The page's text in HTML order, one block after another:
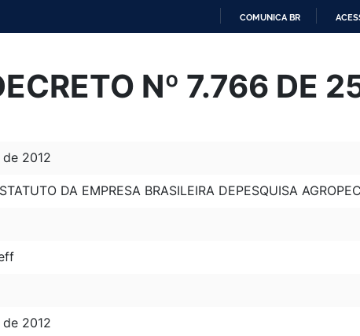
O
CONTEÚDO
COMUNICA BR
Nº 7.766 DE
2012
DA EMPRESA BRASILEIRA DEPESQUISA
2012